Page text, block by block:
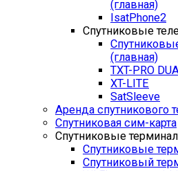
(главная)
IsatPhone2
Спутниковые
(главная)
TXT-PRO
XT-LITE
SatSleeve
Аренда спутникового
Спутниковая сим-карта
Спутниковые
Спутниковые
Спутниковый